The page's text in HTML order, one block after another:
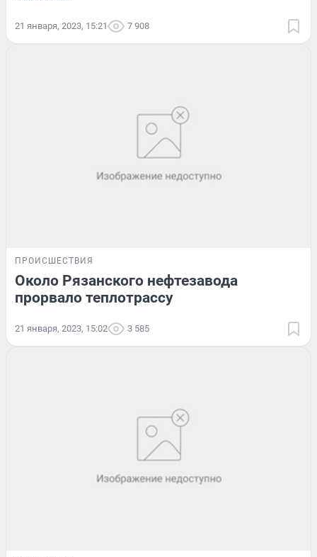
21 января, 2023, 15:21 7 908
ПРОИСШЕСТВИЯ
Около Рязанского нефтезавода
прорвало теплотрассу
21 января, 2023, 15:02 3 585